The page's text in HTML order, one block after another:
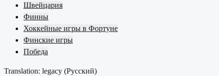
Швейцария
Финны
Хоккейные игры в Фортуне
Финские игры
Победа
Translation: legacy (Русский)